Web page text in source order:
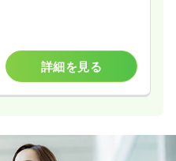
詳細を見る